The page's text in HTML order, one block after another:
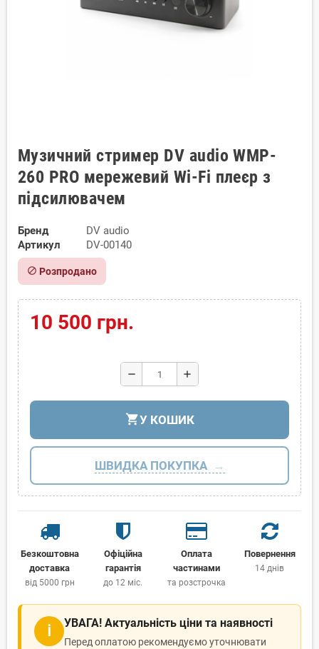
Музичний стример DV audio WMP-
260 PRO мережевий Wi-Fi плеєр з
підсилювачем
Бренд
DV audio
Артикул
DV-00140
block Розпродано
10 500 грн.
remove add
shopping_cartУ КОШИК
ШВИДКА ПОКУПКА
Безкоштовна
доставка
від 5000 грн
Офіційна
гарантія
до 12 міс.
Оплата
частинами
та розстрочка
Повернення
14 днів
ℹ УВАГА! Актуальність ціни та наявності
Перед оплатою рекомендуємо уточнювати